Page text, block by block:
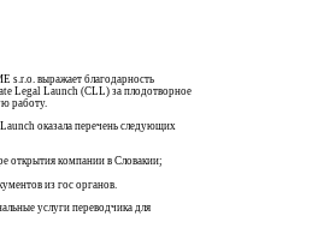
s.r.o. выражает благодарность
Legal Launch (CLL) за плодотворное
работу.
оказала перечень следующих
открытия компании в Словакии;
из гос органов.
услуги переводчика для